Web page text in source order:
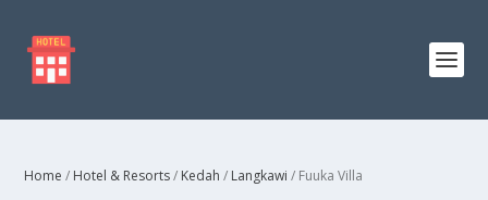
Home / Hotel & Resorts/ Kedah / Langkawi / Fuuka Villa